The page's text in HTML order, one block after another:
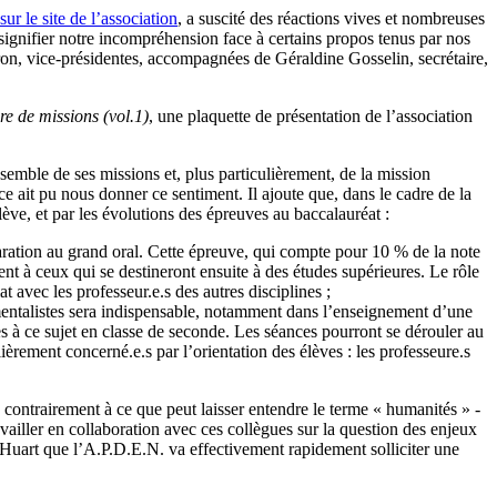
le site de l’association, a suscité des réactions vives et nombreuses
notre incompréhension face à certains propos tenus par nos
vice-présidentes, accompagnées de Géraldine Gosselin, secrétaire,
de missions (vol.1), une plaquette de présentation de l’association
de ses missions et, plus particulièrement, de la mission
ait pu nous donner ce sentiment. Il ajoute que, dans le cadre de la
et par les évolutions des épreuves au baccalauréat :
au grand oral. Cette épreuve, qui compte pour 10 % de la note
à ceux qui se destineront ensuite à des études supérieures. Le rôle
avec les professeur.e.s des autres disciplines ;
sera indispensable, notamment dans l’enseignement d’une
ce sujet en classe de seconde. Les séances pourront se dérouler au
concerné.e.s par l’orientation des élèves : les professeure.s
à ce que peut laisser entendre le terme « humanités » -
en collaboration avec ces collègues sur la question des enjeux
que l’A.P.D.E.N. va effectivement rapidement solliciter une